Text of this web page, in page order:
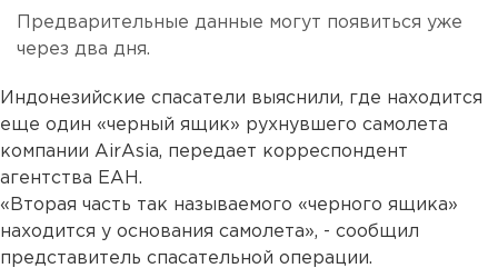
Предварительные данные могут появиться уже
через два дня.
Индонезийские спасатели выяснили, где находится
еще один «черный ящик» рухнувшего самолета
компании AirAsia, передает корреспондент
агентства ЕАН.
«Вторая часть так называемого «черного ящика»
находится у основания самолета», - сообщил
представитель спасательной операции.